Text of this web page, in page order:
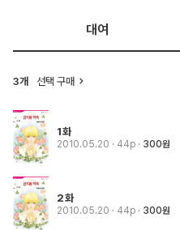
대여
3개 선택 구매
1화
2010.05.20 · 44p 300원
2화
2010.05.20 · 44p 300원